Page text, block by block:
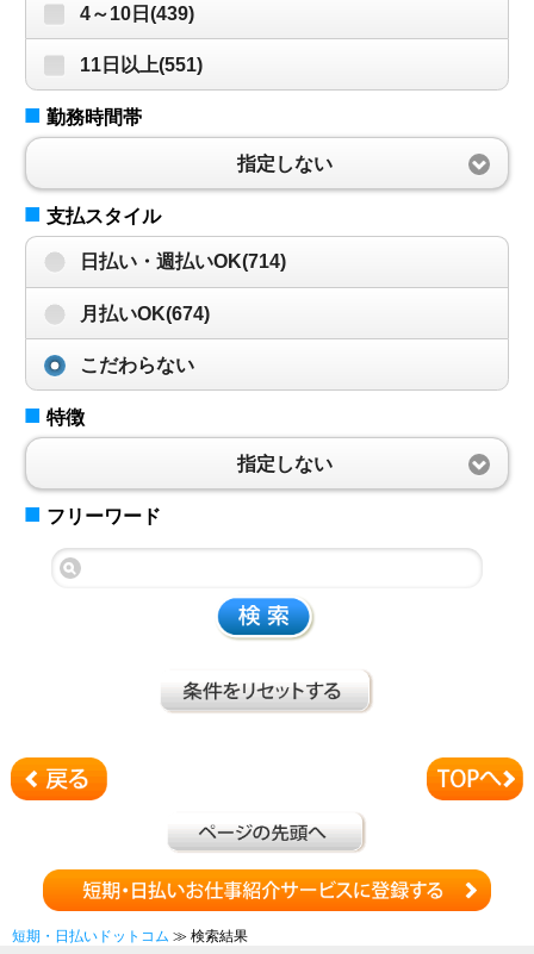
4～10日(439)
11日以上(551)
■ 勤務時間帯
指定しない
■ 支払スタイル
日払い・週払いOK(714)
月払いOK(674)
こだわらない
■ 特徴
指定しない
■ フリーワード
短期・日払いドットコム ≫ 検索結果